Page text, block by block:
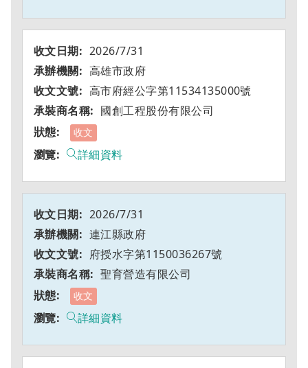
2026/7/31
高雄市政府
高市府經公字第11534135000號
國創工程股份有限公司
收文
詳細資料
2026/7/31
連江縣政府
府授水字第1150036267號
聖育營造有限公司
收文
詳細資料